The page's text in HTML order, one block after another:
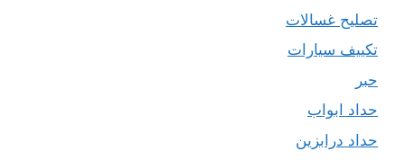
تصليح غسالات
تكييف سيارات
حبر
حداد ابواب
حداد درابزين